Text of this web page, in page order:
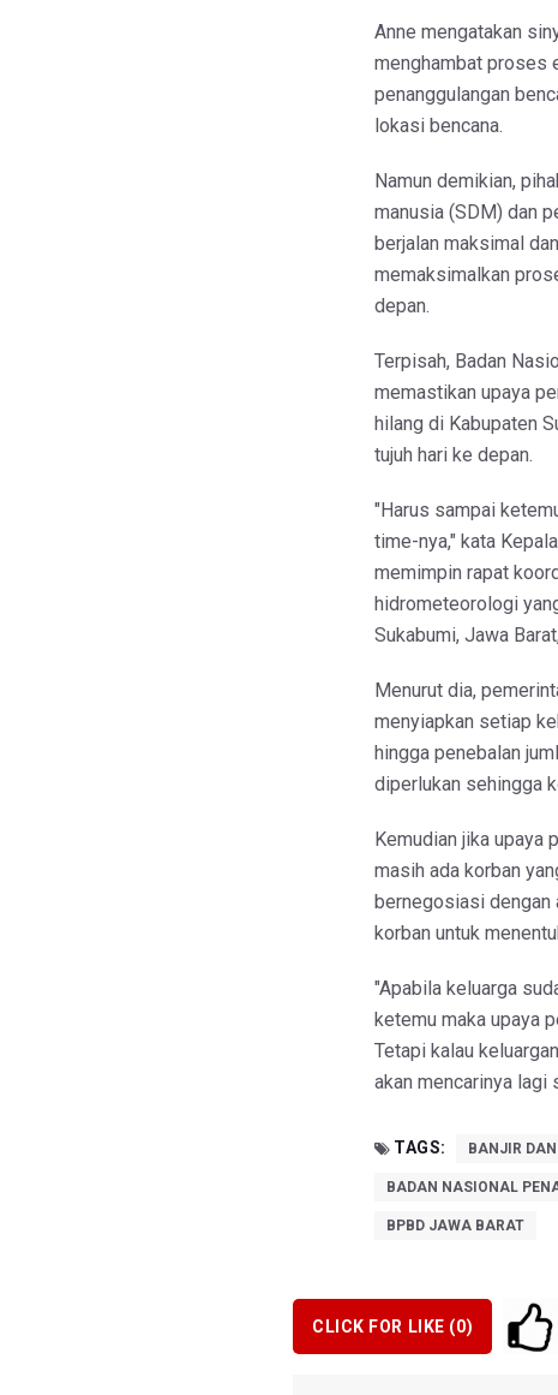
Anne mengatakan
menghambat proses
penanggulangan
lokasi bencana.
Namun demikian,
manusia (SDM) dan
berjalan maksimal
memaksimalkan
depan.
Terpisah, Badan
memastikan upaya
hilang di Kabupaten
tujuh hari ke depan.
"Harus sampai
time-nya," kata
memimpin rapat
hidrometeorologi
Sukabumi, Jawa
Menurut dia,
menyiapkan setiap
hingga penebalan
diperlukan sehingga
Kemudian jika upaya
masih ada korban
bernegosiasi dengan
korban untuk
"Apabila keluarga
ketemu maka upaya
Tetapi kalau
akan mencarinya lagi
TAGS: BANJIR DAN
BADAN NASIONAL
BPBD JAWA BARAT
CLICK FOR LIKE (0)